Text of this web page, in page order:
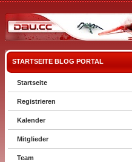
STARTSEITE BLOG PORTAL
Startseite
Registrieren
Kalender
Mitglieder
Team